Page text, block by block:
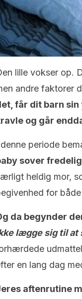
lille vokser op.
andre faktorer
får dit barn sin
og går
denne periode
sover
heldig mor,
for
da begynder
lægge sig til at
en lang dag
aftenrutine